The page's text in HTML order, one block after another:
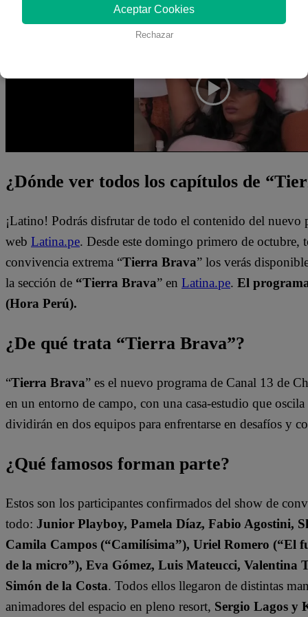
Mira el momento completo dándole clic al video en la
¿Dónde ver todos los capítulos de
¡Latino! Podrás disfrutar de todo el contenido del nuevo
web Latina.pe. Desde este domingo primero de
convivencia extrema “Tierra Brava” los verás
la sección de “Tierra Brava” en Latina.pe. El
(Hora Perú).
¿De qué trata “Tierra Brava”?
“Tierra Brava” es el nuevo programa de Canal 13 de
en un entorno de campo, con una casa-estudio que
dividirán en dos equipos para enfrentarse en desafíos y
¿Qué famosos forman parte?
Estos son los participantes confirmados del show de
todo: Junior Playboy, Pamela Díaz, Fabio Agostini,
Camila Campos (“Camilísima”), Uriel Romero (“El
de la micro”), Eva Gómez, Luis Mateucci, Valentina
Simón de la Costa. Todos ellos llegaron de distintas
animadores del espacio en pleno resort, Sergio Lagos y
Aceptar Cookies
Rechazar